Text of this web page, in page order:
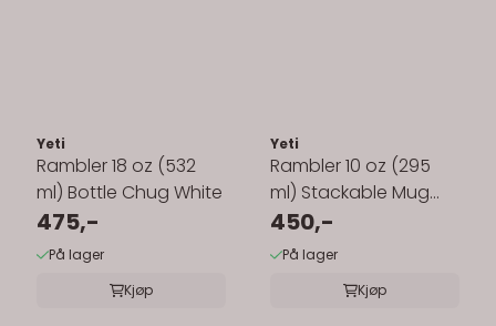
Yeti
Rambler 18 oz (532
ml) Bottle Chug White
475,-
På lager
Kjøp
Yeti
Rambler 10 oz (295
ml) Stackable Mug
Navy
450,-
På lager
Kjøp